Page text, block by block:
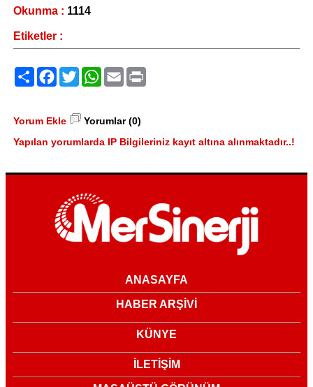
Okunma : 1114
Etiketler :
PaylaşFacebook
TwitterWhatsApp
Email
Yorum Ekle
Yorumlar (0)
Yapılan yorumlarda IP Bilgileriniz kayıt altına alınmaktadır..!
ANASAYFA
HABER ARŞİVİ
KÜNYE
İLETİŞİM